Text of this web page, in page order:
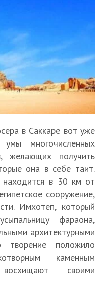
в Саккаре вот уже
многочисленных
желающих получить
она в себе таит.
находится в 30 км от
сооружение,
Имхотеп, который
фараона,
архитектурными
творение положило
каменным
своими